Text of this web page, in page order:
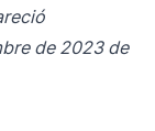
de 2023 de